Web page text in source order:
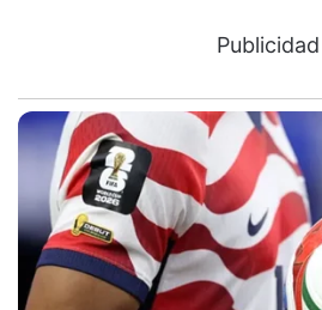
Publicidad